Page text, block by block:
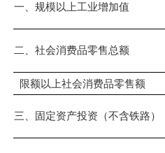
一、规模以上工业增加值
二、 社会消费品零售总额
限额以上社会消费品零售额
三、固定资产投资（不含铁路）